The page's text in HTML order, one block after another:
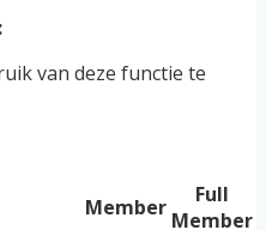
van deze functie te
Member
Full
Member